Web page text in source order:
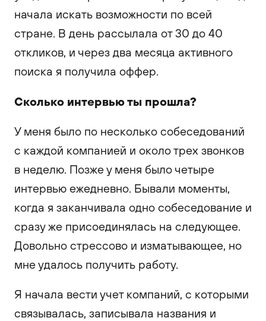
начала искать возможности по всей
стране. В день рассылала от 30 до 40
откликов, и через два месяца активного
поиска я получила оффер.
Сколько интервью ты прошла?
У меня было по несколько собеседований
с каждой компанией и около трех звонков
в неделю. Позже у меня было четыре
интервью ежедневно. Бывали моменты,
когда я заканчивала одно собеседование и
сразу же присоединялась на следующее.
Довольно стрессово и изматывающее, но
мне удалось получить работу.
Я начала вести учет компаний, с которыми
связывалась, записывала названия и